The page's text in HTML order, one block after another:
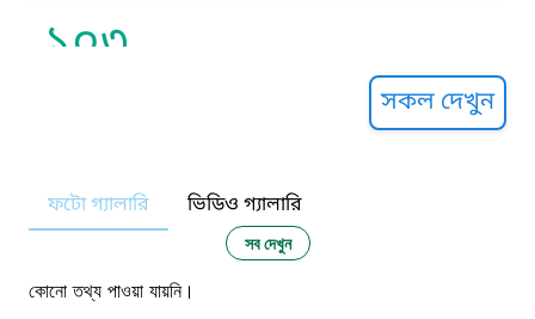
১০৩
নারী ও শিশু নির্যাতন প্রতিরোধ
১০৬
সকল দেখুন
ফটো গ্যালারি ভিডিও গ্যালারি
সব দেখুন
কোনো তথ্য পাওয়া যায়নি।